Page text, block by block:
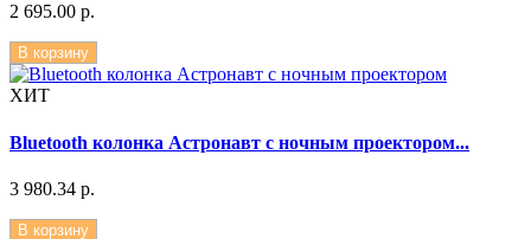
2 695.00 р.
В корзину
ХИТ
Bluetooth колонка Астронавт с ночным проектором...
3 980.34 р.
В корзину